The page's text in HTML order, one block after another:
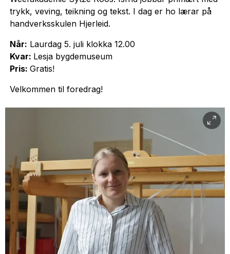
trykk, veving, teikning og tekst. I dag er ho lærar på
handverksskulen Hjerleid.
Når: Laurdag 5. juli klokka 12.00
Kvar: Lesja bygdemuseum
Pris: Gratis!
Velkommen til foredrag!